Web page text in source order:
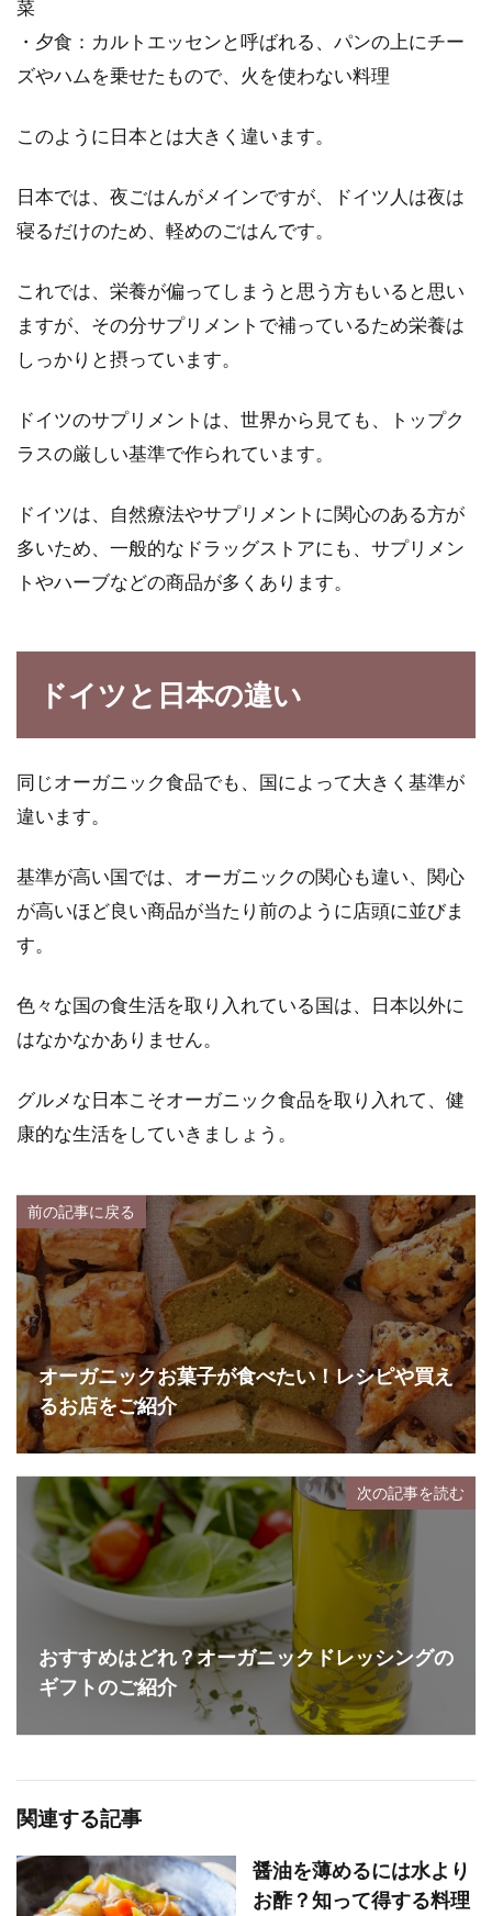
菜
・夕食：カルトエッセンと呼ばれる、パンの上にチー
ズやハムを乗せたもので、火を使わない料理
このように日本とは大きく違います。
日本では、夜ごはんがメインですが、ドイツ人は夜は
寝るだけのため、軽めのごはんです。
これでは、栄養が偏ってしまうと思う方もいると思い
ますが、その分サプリメントで補っているため栄養は
しっかりと摂っています。
ドイツのサプリメントは、世界から見ても、トップク
ラスの厳しい基準で作られています。
ドイツは、自然療法やサプリメントに関心のある方が
多いため、一般的なドラッグストアにも、サプリメン
トやハーブなどの商品が多くあります。
ドイツと日本の違い
同じオーガニック食品でも、国によって大きく基準が
違います。
基準が高い国では、オーガニックの関心も違い、関心
が高いほど良い商品が当たり前のように店頭に並びま
す。
色々な国の食生活を取り入れている国は、日本以外に
はなかなかありません。
グルメな日本こそオーガニック食品を取り入れて、健
康的な生活をしていきましょう。
前の記事に戻る
オーガニックお菓子が食べたい！レシピや買え
るお店をご紹介
次の記事を読む
おすすめはどれ？オーガニックドレッシングの
ギフトのご紹介
関連する記事
醤油を薄めるには水より
お酢？知って得する料理